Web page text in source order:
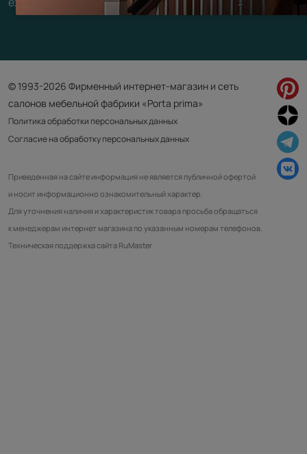
© 1993-2026 Фирменный интернет-магазин и сеть
салонов мебельной фабрики «Porta prima»
Политика обработки персональных данных
Согласие на обработку персональных данных
Приведенная на сайте информация не является публичной офертой
и носит информационно ознакомительный характер.
Для уточнения наличия и характеристик товара просьба обращаться
к менеджерам интернет магазина по указанным номерам телефонов.
Техническая поддержка сайта RuMaster